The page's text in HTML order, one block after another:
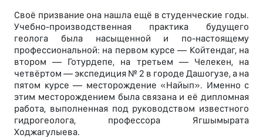
Своё призвание она нашла ещё в студенческие годы.
Учебно-производственная практика будущего
геолога была насыщенной и по-настоящему
профессиональной: на первом курсе — Койтендаг, на
втором — Готурдепе, на третьем — Челекен, на
четвёртом — экспедиция № 2 в городе Дашогузе, а на
пятом курсе — месторождение «Найып». Именно с
этим месторождением была связана и её дипломная
работа, выполненная под руководством известного
гидрогеолога, профессора Ягшымырата
Ходжагулыева.